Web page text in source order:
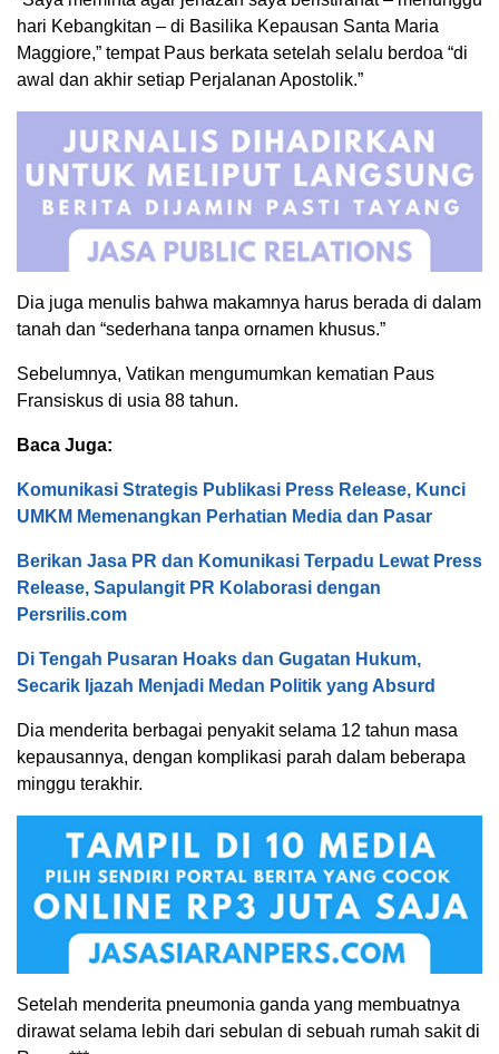
hari Kebangkitan – di Basilika Kepausan Santa Maria
Maggiore,” tempat Paus berkata setelah selalu berdoa “di
awal dan akhir setiap Perjalanan Apostolik.”
Dia juga menulis bahwa makamnya harus berada di dalam
tanah dan “sederhana tanpa ornamen khusus.”
Sebelumnya, Vatikan mengumumkan kematian Paus
Fransiskus di usia 88 tahun.
Baca Juga:
Komunikasi Strategis Publikasi Press Release, Kunci
UMKM Memenangkan Perhatian Media dan Pasar
Berikan Jasa PR dan Komunikasi Terpadu Lewat Press
Release, Sapulangit PR Kolaborasi dengan
Persrilis.com
Di Tengah Pusaran Hoaks dan Gugatan Hukum,
Secarik Ijazah Menjadi Medan Politik yang Absurd
Dia menderita berbagai penyakit selama 12 tahun masa
kepausannya, dengan komplikasi parah dalam beberapa
minggu terakhir.
Setelah menderita pneumonia ganda yang membuatnya
dirawat selama lebih dari sebulan di sebuah rumah sakit di